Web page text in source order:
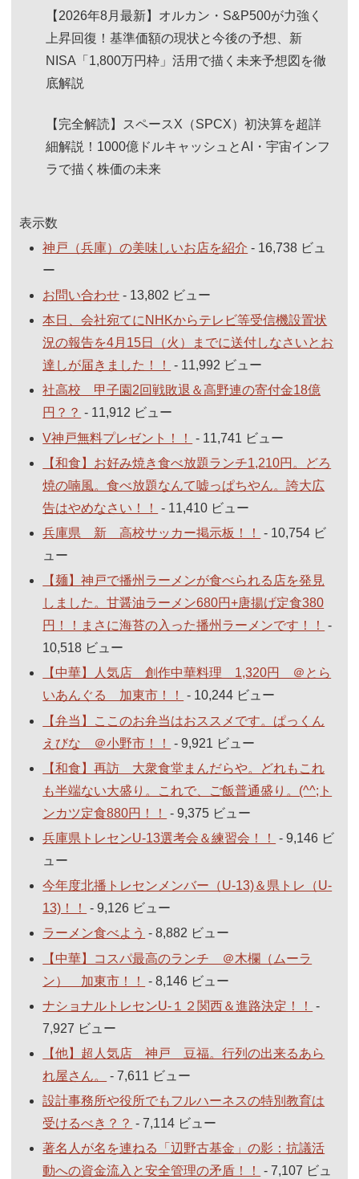
【2026年8月最新】オルカン・S&P500が力強く
上昇回復！基準価額の現状と今後の予想、新
NISA「1,800万円枠」活用で描く未来予想図を徹
底解説
【完全解読】スペースX（SPCX）初決算を超詳
細解説！1000億ドルキャッシュとAI・宇宙インフ
ラで描く株価の未来
表示数
神戸（兵庫）の美味しいお店を紹介 - 16,738 ビュ
ー
お問い合わせ - 13,802 ビュー
本日、会社宛てにNHKからテレビ等受信機設置状
況の報告を4月15日（火）までに送付しなさいとお
達しが届きました！！
- 11,992 ビュー
社高校 甲子園2回戦敗退＆高野連の寄付金18億
円？？ - 11,912 ビュー
V神戸無料プレゼント！！
- 11,741 ビュー
【和食】お好み焼き食べ放題ランチ1,210円。どろ
焼の喃風。食べ放題なんて嘘っぱちやん。誇大広
告はやめなさい！！
- 11,410 ビュー
兵庫県 新 高校サッカー掲示板！！
- 10,754 ビ
ュー
【麺】神戸で播州ラーメンが食べられる店を発見
しました。甘醤油ラーメン680円+唐揚げ定食380
円！！まさに海苔の入った播州ラーメンです！！
-
10,518 ビュー
【中華】人気店 創作中華料理 1,320円 ＠とら
いあんぐる 加東市！！
- 10,244 ビュー
【弁当】ここのお弁当はおススメです。ぱっくん
えびな ＠小野市！！
- 9,921 ビュー
【和食】再訪 大衆食堂まんだらや。どれもこれ
も半端ない大盛り。これで、ご飯普通盛り。(^^;ト
ンカツ定食880円！！
- 9,375 ビュー
兵庫県トレセンU-13選考会＆練習会！！
- 9,146 ビ
ュー
今年度北播トレセンメンバー（U-13)＆県トレ（U-
13)！！
- 9,126 ビュー
ラーメン食べよう - 8,882 ビュー
【中華】コスパ最高のランチ ＠木欄（ムーラ
ン） 加東市！！
- 8,146 ビュー
ナショナルトレセンU-１２関西＆進路決定！！
-
7,927 ビュー
【他】超人気店 神戸 豆福。行列の出来るあら
れ屋さん。
- 7,611 ビュー
設計事務所や役所でもフルハーネスの特別教育は
受けるべき？？ - 7,114 ビュー
著名人が名を連ねる「辺野古基金」の影：抗議活
動への資金流入と安全管理の矛盾！！
- 7,107 ビュ